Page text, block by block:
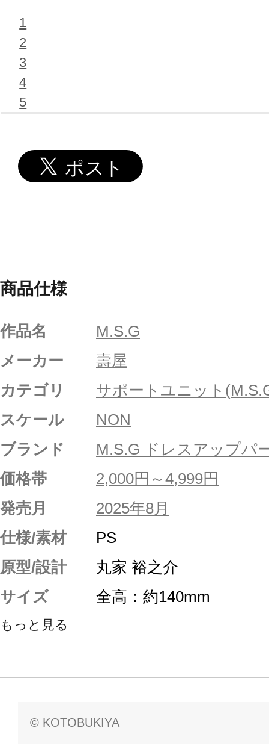
1
2
3
4
5
商品仕様
作品名
M.S.G
メーカー
壽屋
カテゴリ
サポートユニット
スケール
NON
ブランド
M.S.G ドレスアップパ
価格帯
2,000円～4,999円
発売月
2025年8月
仕様/素材
PS
原型/設計
丸家 裕之介
サイズ
全高：約140mm
もっと見る
© KOTOBUKIYA